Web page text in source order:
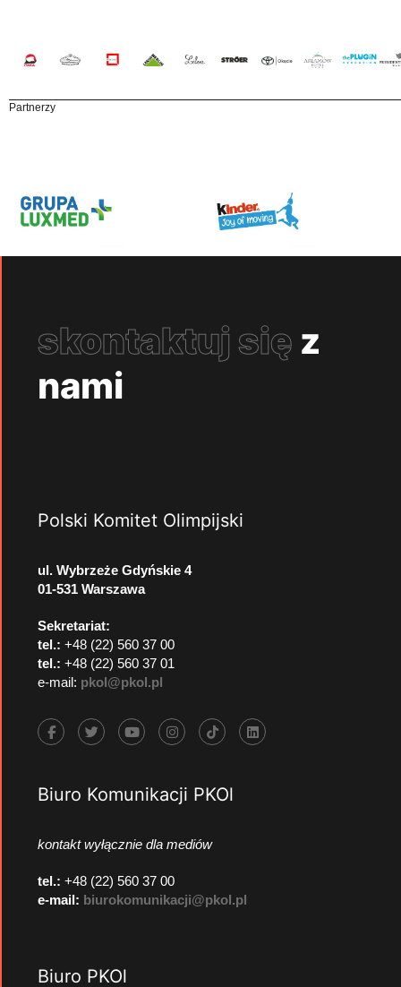
Partnerzy
skontaktuj się z
nami
Polski Komitet Olimpijski
ul. Wybrzeże Gdyńskie 4
01-531 Warszawa
Sekretariat:
tel.: +48 (22) 560 37 00
tel.: +48 (22) 560 37 01
e-mail: pkol@pkol.pl
Biuro Komunikacji PKOl
kontakt wyłącznie dla mediów
tel.: +48 (22) 560 37 00
e-mail: biurokomunikacji@pkol.pl
Biuro PKOl